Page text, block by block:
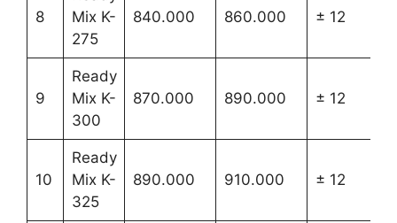
8
Mix K-
275
840.000 860.000 ± 12
9
Ready
Mix K-
300
870.000 890.000 ± 12
10
Ready
Mix K-
325
890.000 910.000 ± 12